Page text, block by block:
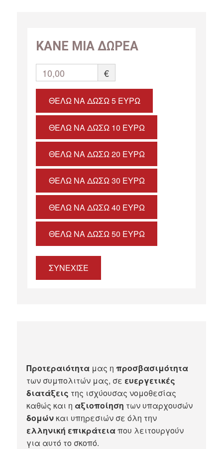
ΚΑΝΕ ΜΙΑ ΔΩΡΕΑ
10,00 €
ΘΈΛΩ ΝΑ ΔΏΣΩ 5 ΕΥΡΏ
ΘΈΛΩ ΝΑ ΔΏΣΩ 10 ΕΥΡΏ
ΘΈΛΩ ΝΑ ΔΏΣΩ 20 ΕΥΡΏ
ΘΈΛΩ ΝΑ ΔΏΣΩ 30 ΕΥΡΏ
ΘΈΛΩ ΝΑ ΔΏΣΩ 40 ΕΥΡΏ
ΘΈΛΩ ΝΑ ΔΏΣΩ 50 ΕΥΡΏ
ΣΥΝΕΧΙΣΕ
Προτεραιότητα μας ηπροσβασιμότητα
των συμπολιτών μας, σε ευεργετικές
διατάξεις της ισχύουσας νομοθεσίας
καθώς και η αξιοποίηση των υπαρχουσών
δομών και υπηρεσιών σε όλη την
ελληνική επικράτειαπου λειτουργούν
για αυτό το σκοπό.​